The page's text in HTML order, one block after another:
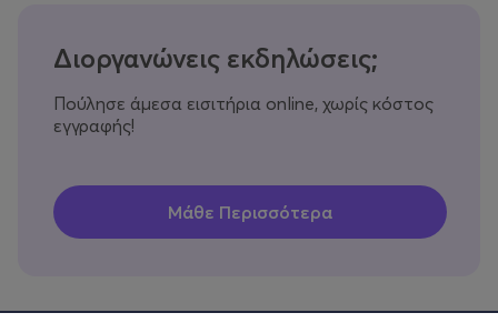
Διοργανώνεις εκδηλώσεις;
Πούλησε άμεσα εισιτήρια online, χωρίς κόστος
εγγραφής!